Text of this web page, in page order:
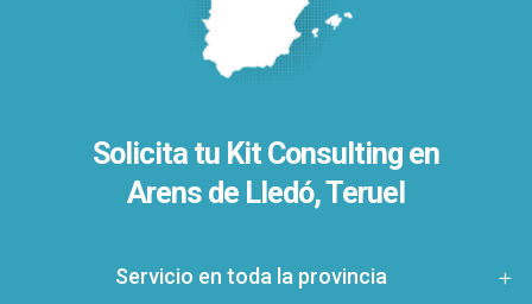
Solicita tu Kit Consulting en
Arens de Lledó, Teruel
Servicio en toda la provincia